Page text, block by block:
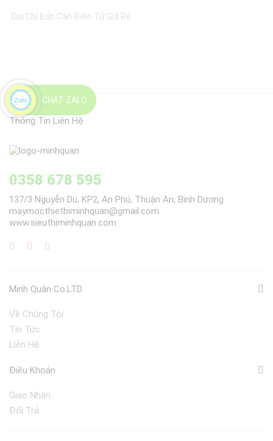
Địa Chỉ Bán Cân Điện Tử Giá Rẻ
CHAT ZALO
Thông Tin Liên Hệ
0358 678 595
137/3 Nguyễn Du, KP2, An Phú, Thuận An, Bình Dương
maymocthietbiminhquan@gmail.com
www.sieuthiminhquan.com
Minh Quân Co.LTD
Về Chúng Tôi
Tin Tức
Liên Hệ
Điều Khoản
Giao Nhận
Đổi Trả